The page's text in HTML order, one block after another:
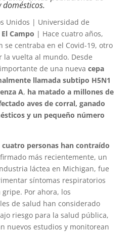
domésticos.
Unidos | Universidad de
Campo | Hace cuatro años,
se centraba en el Covid-19, otro
la vuelta al mundo. Desde
de una nueva cepa
llamada subtipo H5N1
A, ha matado a millones de
aves de corral, ganado
y un pequeño número
cuatro personas han contraído
más recientemente, un
láctea en Michigan, fue
síntomas respiratorios
Por ahora, los
de salud han considerado
riesgo para la salud pública,
nuevos estudios y monitorean